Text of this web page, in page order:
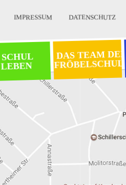
IMPRESSUM DATENSCHUTZ
SCHUL
LEBEN
DAS TEAM DER
FRÖBELSCHULE